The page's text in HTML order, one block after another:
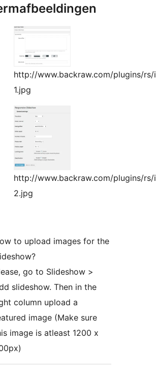
http://www.backraw.com/plugins/
1.jpg
http://www.backraw.com/plugins/
2.jpg
to upload images for the
go to Slideshow >
slideshow. Then in the
column upload a
image (Make sure
image is atleast 1200 x